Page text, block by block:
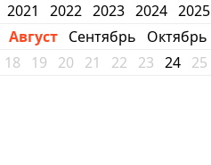
2021 2022 2023 2024 2025
Август Сентябрь Октябрь
18 19 20 21 22 23 24 25